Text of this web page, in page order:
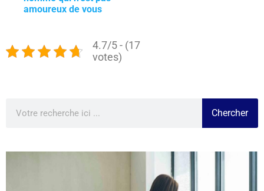
amoureux de vous
4.7/5 - (17
votes)
Chercher